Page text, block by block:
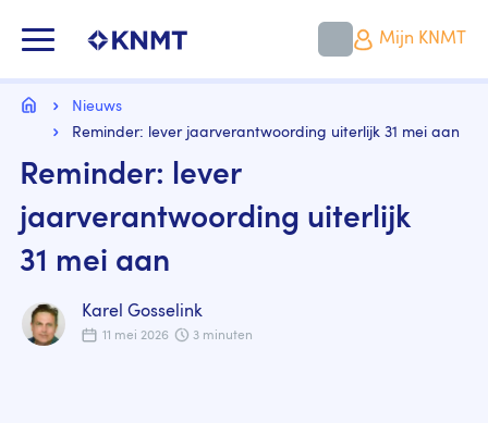
naar
gaan
Mijn KNMT
Kruimelpad
HomeNieuws
Reminder: lever jaarverantwoording uiterlijk 31 mei aan
Reminder: lever
jaarverantwoording uiterlijk
31 mei aan
Karel Gosselink
11 mei 2026 3 minuten